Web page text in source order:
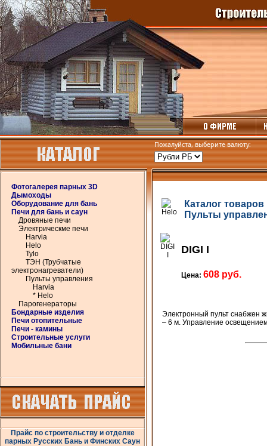
Фотогалерея парных 3D
Дымоходы
Оборудование для бань
Печи для бань и саун
Дровяные печи
Электрическме печи
Harvia
Helo
Tylo
ТЭН (Трубчатые
электронагреватели)
Пульты управления
Harvia
* Helo
Парогенераторы
Бондарные изделия
Печи отопительные
Печи - камины
Строительные услуги
Мобильные бани
Прайс по строительству и отделке
парных Русских Бань и Финских Саун
Пожалуйста, выберите валюту:
Каталог товаров
Пульты
DIGI I
Цена: 608 руб.
Электронный пульт снабжен
– 6 м. Управление